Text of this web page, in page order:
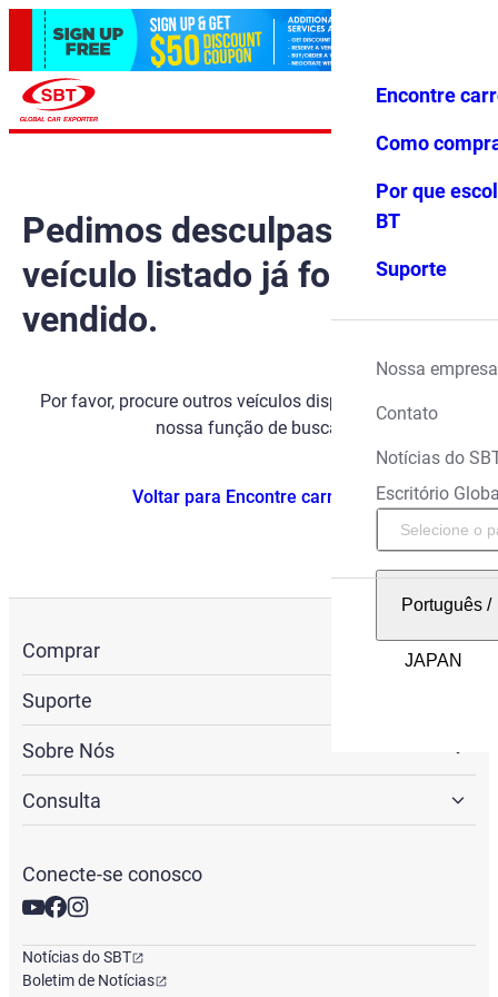
Favoritos Menu
Encontre
Como
Por que
BT
Suporte
Nossa empresa
Contato
Notícias do
Escritório
Português/
Pedimos desculpas, mas o
veículo listado já foi
vendido.
Por favor, procure outros veículos disponíveis usando
nossa função de busca.
Voltar para Encontre carros
Comprar
Suporte
Sobre Nós
Consulta
Conecte-se conosco
Notícias do SBT
Boletim de Notícias